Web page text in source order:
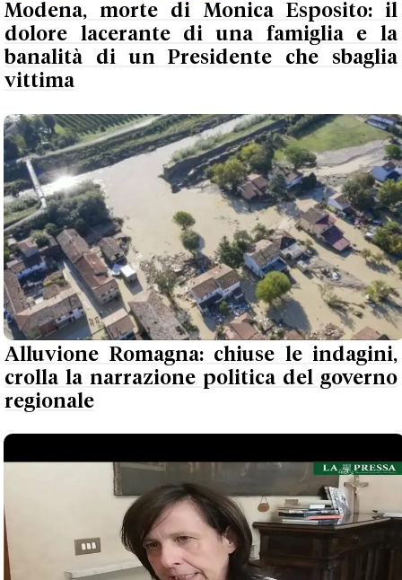
Modena, morte di Monica Esposito: il
dolore lacerante di una famiglia e la
banalità di un Presidente che sbaglia
vittima
Alluvione Romagna: chiuse le indagini,
crolla la narrazione politica del governo
regionale